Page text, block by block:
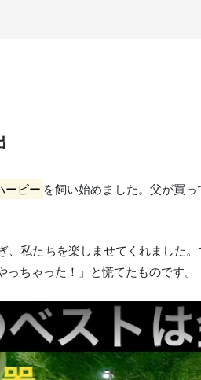
ービー を飼い始めました。父が買っ
私たちを楽しませてくれました。
ちゃった！」と慌てたものです。